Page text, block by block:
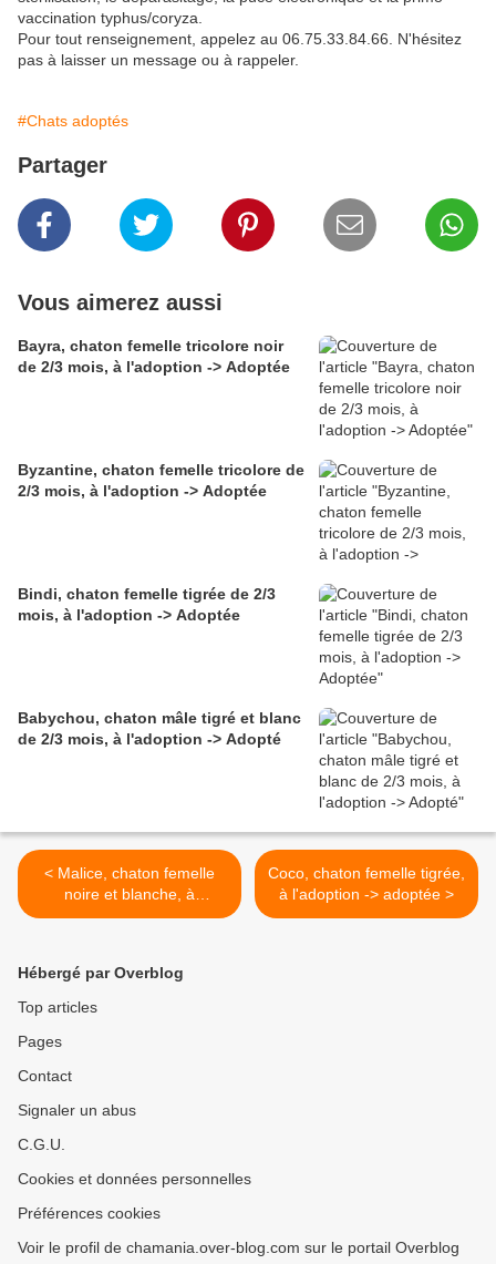
vaccination typhus/coryza.
Pour tout renseignement, appelez au 06.75.33.84.66. N'hésitez
pas à laisser un message ou à rappeler.
#Chats adoptés
Partager
Vous aimerez aussi
Bayra, chaton femelle tricolore noir
de 2/3 mois, à l'adoption -> Adoptée
Byzantine, chaton femelle tricolore de
2/3 mois, à l'adoption -> Adoptée
Bindi, chaton femelle tigrée de 2/3
mois, à l'adoption -> Adoptée
Babychou, chaton mâle tigré et blanc
de 2/3 mois, à l'adoption -> Adopté
< Malice, chaton femelle
noire et blanche, à
l'adoption -> adoptée
Coco, chaton femelle tigrée,
à l'adoption -> adoptée >
Hébergé par Overblog
Top articles
Pages
Contact
Signaler un abus
C.G.U.
Cookies et données personnelles
Préférences cookies
Voir le profil de chamania.over-blog.com sur le portail Overblog